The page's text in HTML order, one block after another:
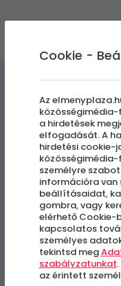
Cookie -
Az
a hirdetések
elfogadását. A
hirdetési cookie-
személyre
információra van
beállításaidat,
gombra, vagy
elérhető Cookie-
kapcsolatos
személyes
tekintsd meg
szabályzatunkat
az érintett